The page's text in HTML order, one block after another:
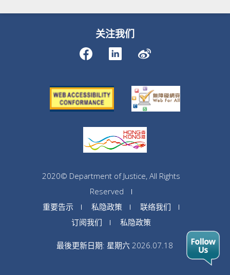
关注我们
2020© Department of Justice, All Rights
Reserved
重要告示
私隐政策
联络我们
订阅我们
私隐政策
最後更新日期: 星期六 2026.07.18